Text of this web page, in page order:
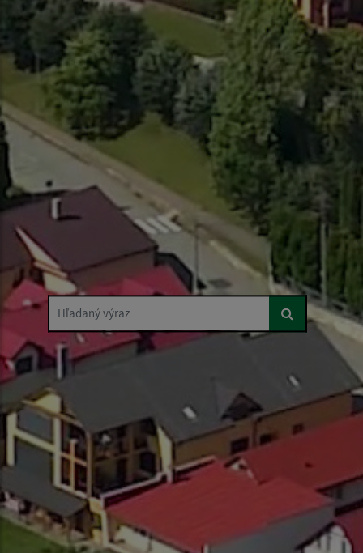
Hľadaný výraz...